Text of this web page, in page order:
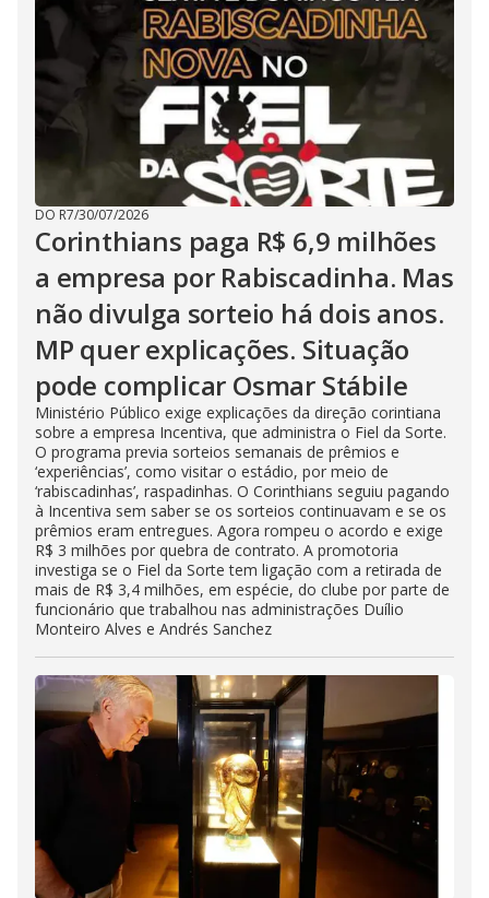
DO R7/30/07/2026
Corinthians paga R$ 6,9 milhões
a empresa por Rabiscadinha. Mas
não divulga sorteio há dois anos.
MP quer explicações. Situação
pode complicar Osmar Stábile
Ministério Público exige explicações da direção corintiana
sobre a empresa Incentiva, que administra o Fiel da Sorte.
O programa previa sorteios semanais de prêmios e
‘experiências’, como visitar o estádio, por meio de
‘rabiscadinhas’, raspadinhas. O Corinthians seguiu pagando
à Incentiva sem saber se os sorteios continuavam e se os
prêmios eram entregues. Agora rompeu o acordo e exige
R$ 3 milhões por quebra de contrato. A promotoria
investiga se o Fiel da Sorte tem ligação com a retirada de
mais de R$ 3,4 milhões, em espécie, do clube por parte de
funcionário que trabalhou nas administrações Duílio
Monteiro Alves e Andrés Sanchez